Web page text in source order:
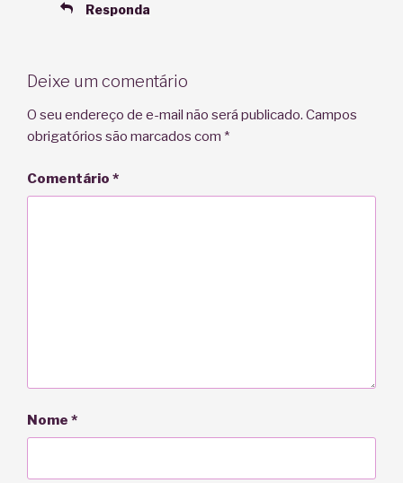
Responda
Deixe um comentário
O seu endereço de e-mail não será publicado. Campos
obrigatórios são marcados com *
Comentário *
Nome *